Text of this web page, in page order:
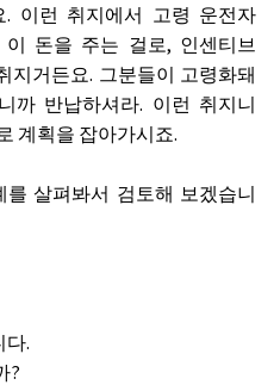
이런 취지에서 고령 운전자
돈을 주는 걸로, 인센티브
지거든요. 그분들이 고령화돼
까 반납하셔라. 이런 취지니
계획을 잡아가시죠.
살펴봐서 검토해 보겠습니
다.
?